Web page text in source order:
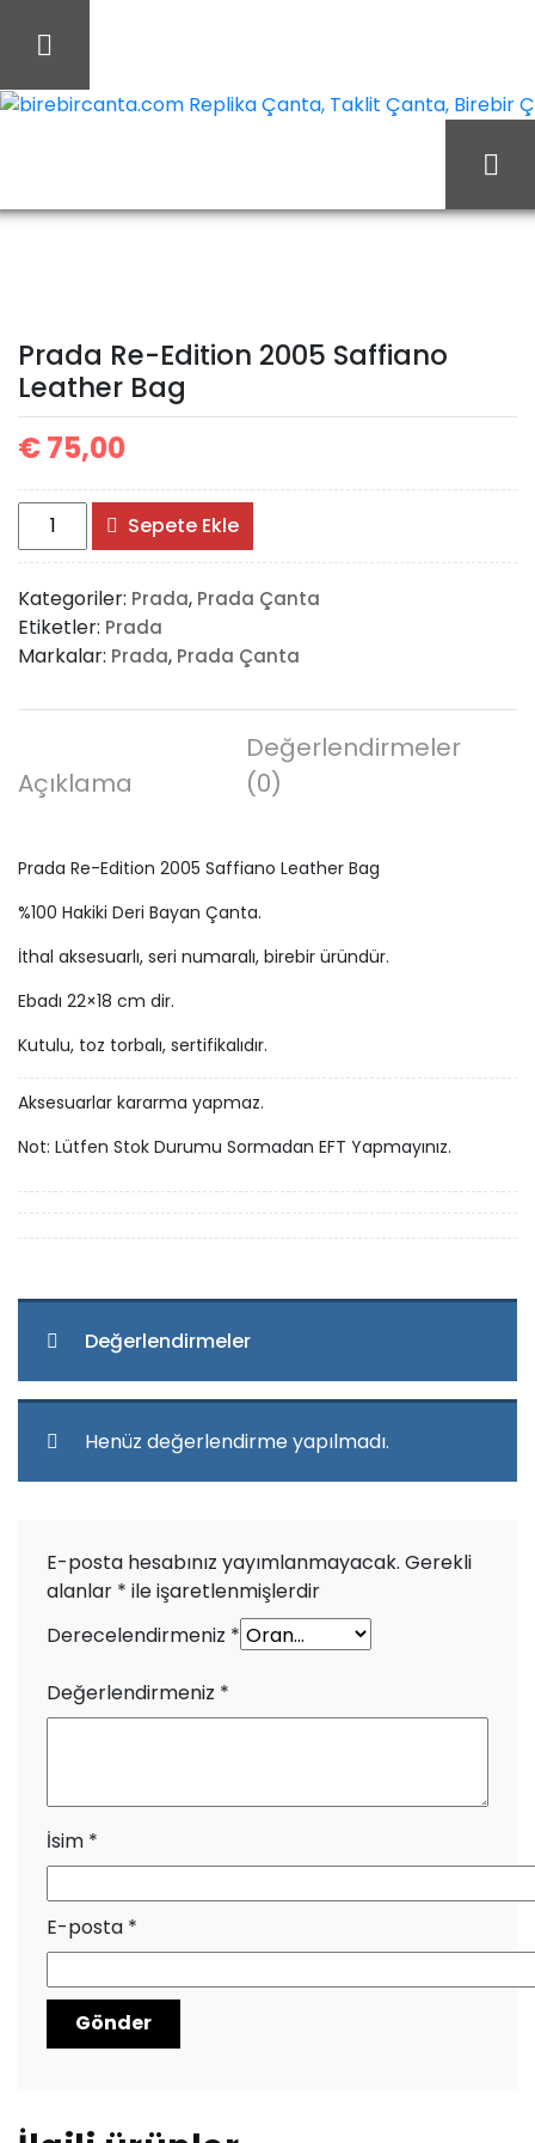
Prada
Leather Bag
Prada Re-Edition 2005 Saffiano
Leather Bag
€75,00
Prada
Re-
Edition
2005
Saffiano
Leather
adet
Sepete Ekle
Kategoriler: Prada, Prada Çanta
Etiketler: Prada
Markalar: Prada, Prada Çanta
Açıklama
Değerlendirmeler
(0)
Prada Re-Edition 2005 Saffiano Leather Bag
%100 Hakiki Deri Bayan Çanta.
İthal aksesuarlı, seri numaralı, birebir üründür.
Ebadı 22×18 cm dir.
Kutulu, toz torbalı, sertifikalıdır.
Aksesuarlar kararma yapmaz.
Not: Lütfen Stok Durumu Sormadan EFT Yapmayınız.
Değerlendirmeler
Henüz değerlendirme yapılmadı.
E-posta hesabınız yayımlanmayacak. Gerekli
alanlar * ile işaretlenmişlerdir
Derecelendirmeniz *
Değerlendirmeniz *
İsim *
E-posta *